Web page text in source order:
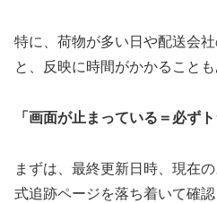
特に、荷物が多い日や配送会
と、反映に時間がかかることも
「画面が止まっている＝必ず
まずは、最終更新日時、現在
式追跡ページを落ち着いて確認